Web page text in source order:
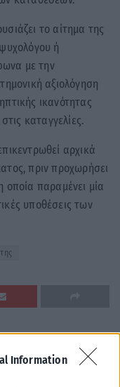
Information
το αίτημα της
ή
με την
αξιολόγηση
ικανότητας
καταγγελίες.
αρχικά
πριν προχωρήσει
οποία παραμένει μία
υποθέσεις των